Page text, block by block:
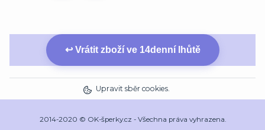
↩ Vrátit zboží ve 14denní lhůtě
Upravit sběr cookies.
2014-2020 © OK-šperky.cz - Všechna práva vyhrazena.